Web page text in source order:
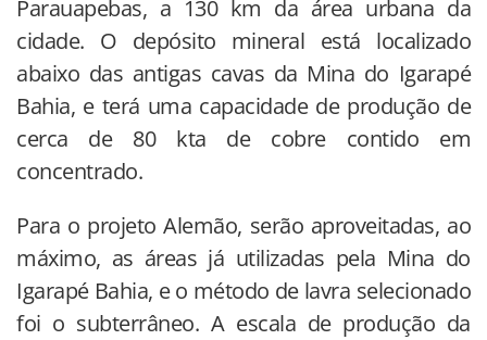
Parauapebas, a 130 km da área urbana da
cidade. O depósito mineral está localizado
abaixo das antigas cavas da Mina do Igarapé
Bahia, e terá uma capacidade de produção de
cerca de 80 kta de cobre contido em
concentrado.
Para o projeto Alemão, serão aproveitadas, ao
máximo, as áreas já utilizadas pela Mina do
Igarapé Bahia, e o método de lavra selecionado
foi o subterrâneo. A escala de produção da